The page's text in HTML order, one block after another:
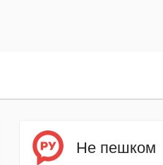
Не пешком